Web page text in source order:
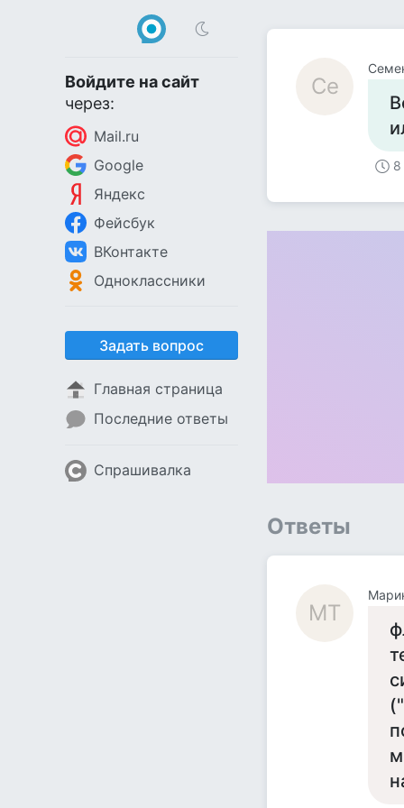
Войдите на сайт
через:
Mail.ru
Google
Яндекс
Фейсбук
ВКонтакте
Одноклассники
Задать вопрос
Главная страница
Последние ответы
Спрашивалка
Се
8
Ответы
МТ